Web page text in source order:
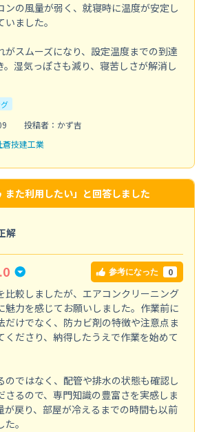
ンの風量が弱く、就寝時に温度が安定し
ました。
がスムーズになり、設定温度までの到達
。湿気っぽさも減り、寝苦しさが解消し
投稿者：かず吉
蒼技建工業
また利用したい」と回答しました
解
参考になった 0
比較しましたが、エアコンクリーニング
魅力を感じてお願いしました。作業前に
だけでなく、防カビ剤の特徴や注意点ま
くださり、納得したうえで作業を始めて
のではなく、配管や排水の状態も確認し
さるので、専門知識の豊富さを実感しま
が戻り、部屋が冷えるまでの時間も以前
。